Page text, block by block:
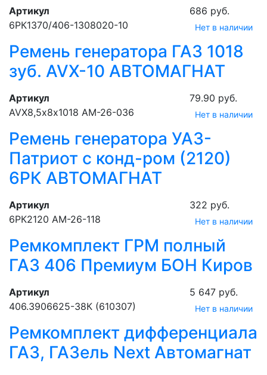
Артикул
6РК1370/406-1308020-10
686 руб.
Нет в наличии
Ремень генератора ГАЗ 1018
зуб. AVX-10 АВТОМАГНАТ
Артикул
AVX8,5х8х1018 АМ-26-036
79.90 руб.
Нет в наличии
Ремень генератора УАЗ-
Патриот с конд-ром (2120)
6РК АВТОМАГНАТ
Артикул
6РК2120 АМ-26-118
322 руб.
Нет в наличии
Ремкомплект ГРМ полный
ГАЗ 406 Премиум БОН Киров
Артикул
406.3906625-38К (610307)
5 647 руб.
Нет в наличии
Ремкомплект дифференциала
ГАЗ, ГАЗель Next Автомагнат